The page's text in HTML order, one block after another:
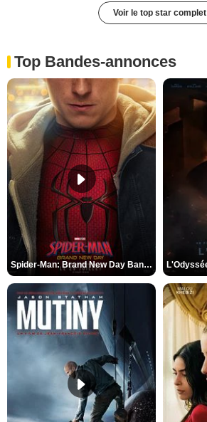
Voir le top star complet
Top Bandes-annonces
Spider-Man: Brand New Day Bande-annonce VO STFR